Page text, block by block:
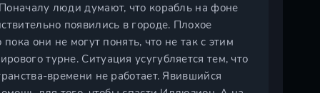
люди думают, что корабль на фоне
появились в городе. Плохое
они не могут понять, что не так с этим
турне. Ситуация усугубляется тем, что
времени не работает. Явившийся